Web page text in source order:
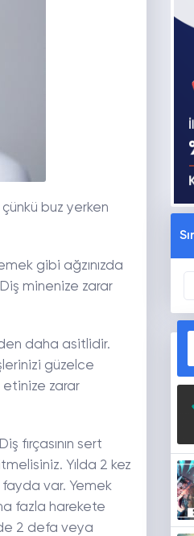
buz yerken
gibi ağzınızda
minenize zarar
daha asitlidir.
güzelce
etinize zarar
fırçasının sert
Yılda 2 kez
fayda var. Yemek
fazla harekete
2 defa veya